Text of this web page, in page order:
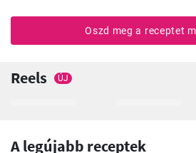
Oszd meg a receptet
Reels ÚJ
A legújabb receptek